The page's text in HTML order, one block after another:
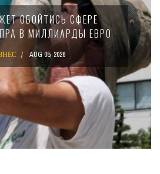
ОБОЙТИСЬ СФЕРЕ
В МИЛЛИАРДЫ ЕВРО
AUG 05, 2026